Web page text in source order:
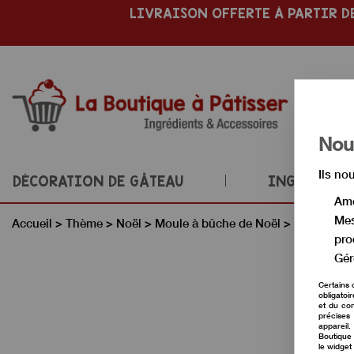
LIVRAISON OFFERTE À PARTIR
DÉCORATION DE GÂTEAU
Accueil > Thème > Noël > Moule à bûche de Noël > Moule à
Ils
Certains
et du
le widget